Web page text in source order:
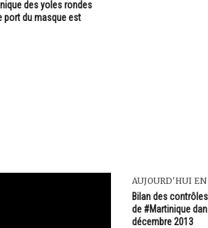
des yoles rondes
port du masque est
AUJOURD'HUI
Bilan des
de #Martinique
décembre 2013